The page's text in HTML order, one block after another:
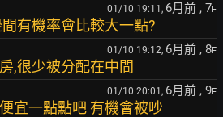
01/10 19:11, 6月前 , 7F
有機率會比較大一點?
01/10 19:12, 6月前 , 8F
,很少被分配在中間
01/10 20:01, 6月前 , 9F
宜一點點吧 有機會被吵